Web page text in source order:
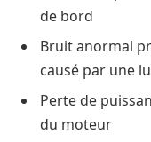
de bord
Bruit anormal
causé par une
Perte de
du moteur